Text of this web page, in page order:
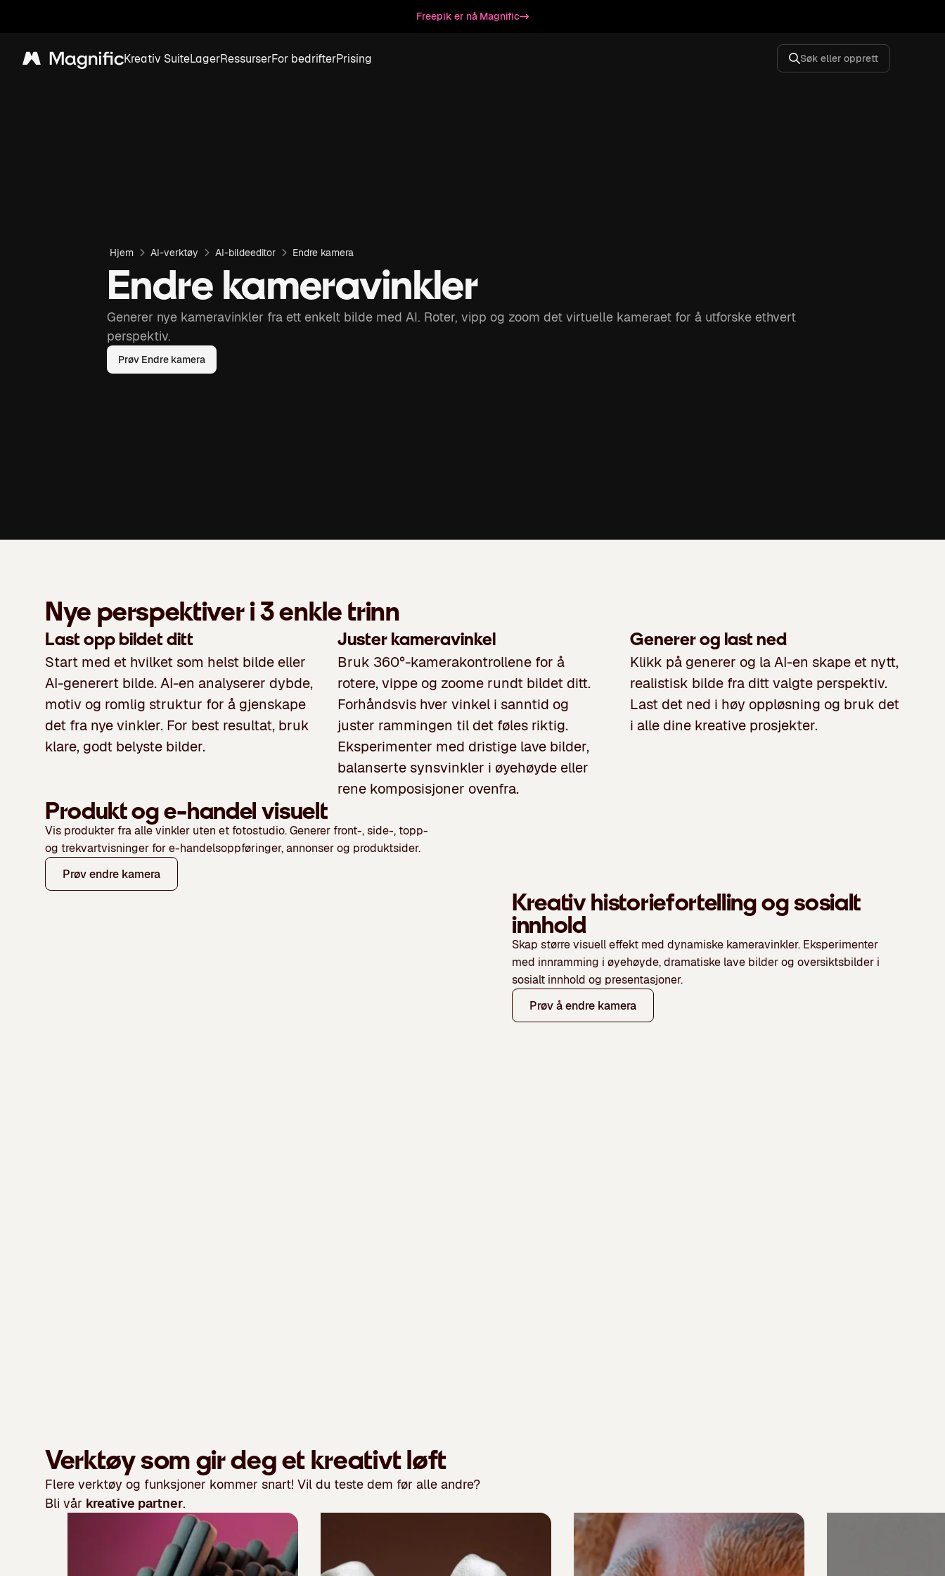
Freepik er nå Magnific
Magnific Kreativ SuiteLagerRessurserFor bedrifterPrising Søk eller opprett
Hjem AI-verktøy AI-bildeeditor Endre kamera
Endre kameravinkler
Generer nye kameravinkler fra ett enkelt bilde med AI. Roter, vipp og zoom det virtuelle kameraet for å utforske ethvert
perspektiv.
Prøv Endre kamera
Nye perspektiver i 3 enkle trinn
Last opp bildet ditt
Start med et hvilket som helst bilde eller
AI-generert bilde. AI-en analyserer dybde,
motiv og romlig struktur for å gjenskape
det fra nye vinkler. For best resultat, bruk
klare, godt belyste bilder.
Juster kameravinkel
Bruk 360°-kamerakontrollene for å
rotere, vippe og zoome rundt bildet ditt.
Forhåndsvis hver vinkel i sanntid og
juster rammingen til det føles riktig.
Eksperimenter med dristige lave bilder,
balanserte synsvinkler i øyehøyde eller
rene komposisjoner ovenfra.
Generer og last ned
Klikk på generer og la AI-en skape et nytt,
realistisk bilde fra ditt valgte perspektiv.
Last det ned i høy oppløsning og bruk det
i alle dine kreative prosjekter.
Produkt og e-handel visuelt
Vis produkter fra alle vinkler uten et fotostudio. Generer front-, side-, topp-
og trekvartvisninger for e-handelsoppføringer, annonser og produktsider.
Prøv endre kamera
Kreativ historiefortelling og sosialt
innhold
Skap større visuell effekt med dynamiske kameravinkler. Eksperimenter
med innramming i øyehøyde, dramatiske lave bilder og oversiktsbilder i
sosialt innhold og presentasjoner.
Prøv å endre kamera
Verktøy som gir deg et kreativt løft
Flere verktøy og funksjoner kommer snart! Vil du teste dem før alle andre?
Bli vår kreative partner.